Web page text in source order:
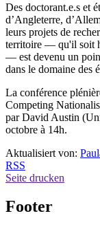
Des doctorant.e.s et
d’Angleterre,
leurs projets de
territoire — qu'il soit
— est devenu un
dans le domaine des
La conférence
Competing
par David Austin
octobre à 14h.
Aktualisiert von:
RSS
Seite drucken
Footer